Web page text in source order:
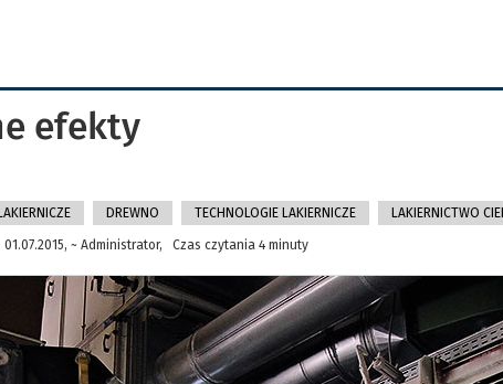
efekty
DREWNO TECHNOLOGIE LAKIERNICZE LAKIERNICTWO
~ Administrator, Czas czytania 4 minuty